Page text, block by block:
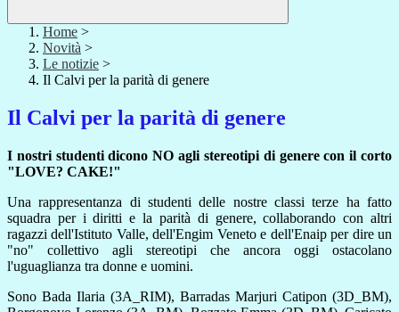
Home >
Novità >
Le notizie >
Il Calvi per la parità di genere
Il Calvi per la parità di genere
I nostri studenti dicono NO agli stereotipi di genere con il corto
"LOVE? CAKE!"
Una rappresentanza di studenti delle nostre classi terze ha fatto
squadra per i diritti e la parità di genere, collaborando con altri
ragazzi dell'Istituto Valle, dell'Engim Veneto e dell'Enaip per dire un
"no" collettivo agli stereotipi che ancora oggi ostacolano
l'uguaglianza tra donne e uomini.
Sono Bada Ilaria (3A_RIM), Barradas Marjuri Catipon (3D_BM),